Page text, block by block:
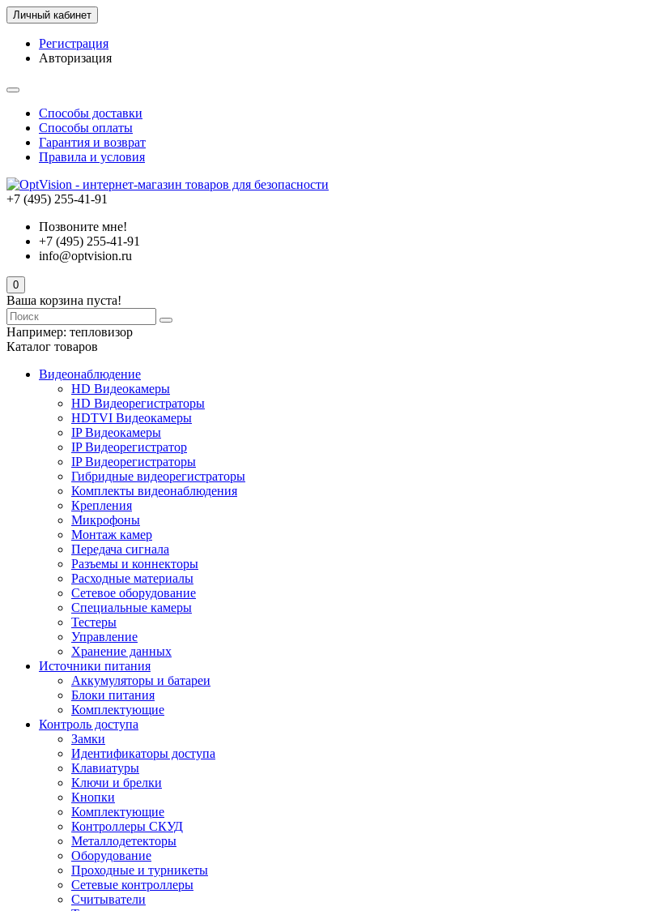
Личный кабинет
Регистрация
Авторизация
Способы доставки
Способы оплаты
Гарантия и возврат
Правила и условия
+7 (495) 255-41-91
Позвоните мне!
+7 (495) 255-41-91
info@optvision.ru
0
Ваша корзина пуста!
Например: тепловизор
Каталог товаров
Видеонаблюдение
HD Видеокамеры
HD Видеорегистраторы
HDTVI Видеокамеры
IP Видеокамеры
IP Видеорегистратор
IP Видеорегистраторы
Гибридные видеорегистраторы
Комплекты видеонаблюдения
Крепления
Микрофоны
Монтаж камер
Передача сигнала
Разъемы и коннекторы
Расходные материалы
Сетевое оборудование
Специальные камеры
Тестеры
Управление
Хранение данных
Источники питания
Аккумуляторы и батареи
Блоки питания
Комплектующие
Контроль доступа
Замки
Идентификаторы доступа
Клавиатуры
Ключи и брелки
Кнопки
Комплектующие
Контроллеры СКУД
Металлодетекторы
Оборудование
Проходные и турникеты
Сетевые контроллеры
Считыватели